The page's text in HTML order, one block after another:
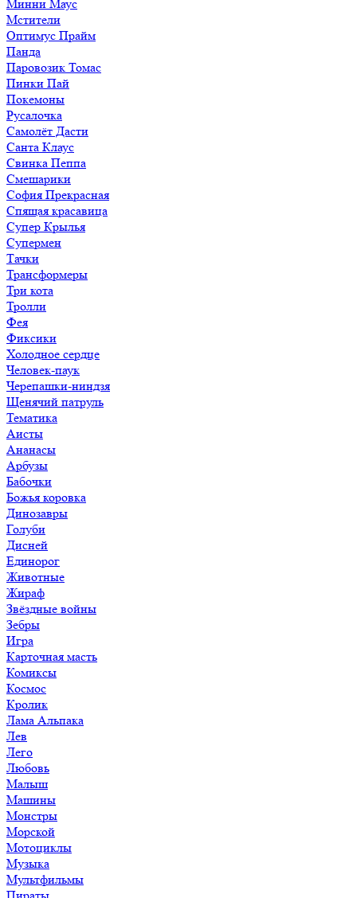
Минни Маус
Мстители
Оптимус Прайм
Панда
Паровозик Томас
Пинки Пай
Покемоны
Русалочка
Самолёт Дасти
Санта Клаус
Свинка Пеппа
Смешарики
София Прекрасная
Спящая красавица
Супер Крылья
Супермен
Тачки
Трансформеры
Три кота
Тролли
Фея
Фиксики
Холодное сердце
Человек-паук
Черепашки-ниндзя
Щенячий патруль
Тематика
Аисты
Ананасы
Арбузы
Бабочки
Божья коровка
Динозавры
Голуби
Дисней
Единорог
Животные
Жираф
Звёздные войны
Зебры
Игра
Карточная масть
Комиксы
Космос
Кролик
Лама Альпака
Лев
Лего
Любовь
Малыш
Машины
Монстры
Морской
Мотоциклы
Музыка
Мультфильмы